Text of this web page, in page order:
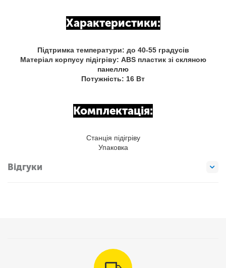
Характеристики:
Підтримка температури: до 40-55 градусів
Матеріал корпусу підігріву: ABS пластик зі скляною
панеллю
Потужність: 16 Вт
Комплектація:
Станція підігріву
Упаковка
Відгуки